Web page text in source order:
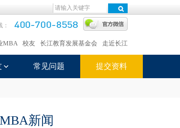
MBA 校友 长江教育发展基金会 走近长江
常见问题 提交资料
新闻